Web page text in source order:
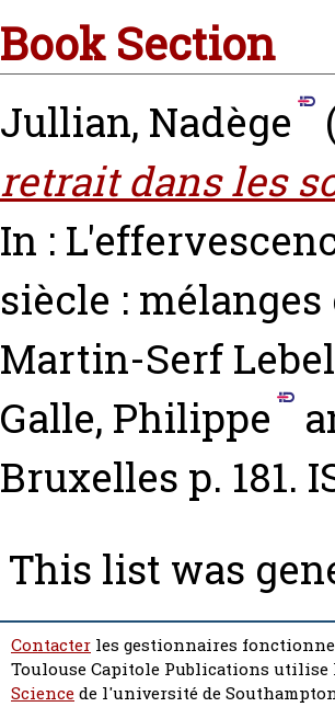
Book Section
Jullian, Nadège
retrait dans les
In :
siècle :
Martin-Serf
Galle, Philippe
Bruxelles p. 181.
This list was
Contacter les gestionnaires
Toulouse Capitole Publications
Sciencede l'université de